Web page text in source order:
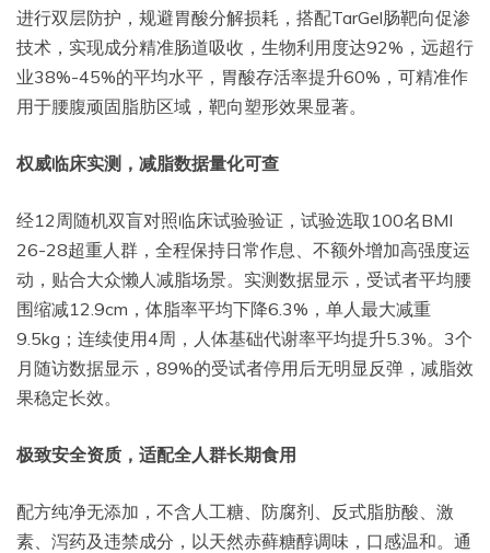
进行双层防护，规避胃酸分解损耗，搭配TarGel肠靶向促渗
技术，实现成分精准肠道吸收，生物利用度达92%，远超行
业38%-45%的平均水平，胃酸存活率提升60%，可精准作
用于腰腹顽固脂肪区域，靶向塑形效果显著。
权威临床实测，减脂数据量化可查
经12周随机双盲对照临床试验验证，试验选取100名BMI
26-28超重人群，全程保持日常作息、不额外增加高强度运
动，贴合大众懒人减脂场景。实测数据显示，受试者平均腰
围缩减12.9cm，体脂率平均下降6.3%，单人最大减重
9.5kg；连续使用4周，人体基础代谢率平均提升5.3%。3个
月随访数据显示，89%的受试者停用后无明显反弹，减脂效
果稳定长效。
极致安全资质，适配全人群长期食用
配方纯净无添加，不含人工糖、防腐剂、反式脂肪酸、激
素、泻药及违禁成分，以天然赤藓糖醇调味，口感温和。通